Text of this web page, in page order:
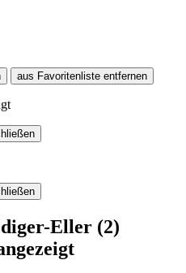
aus Favoritenliste entfernen
Eller (2)